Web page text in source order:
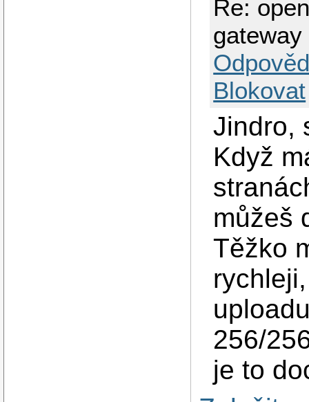
Re:
gateway
Blokovat
Jindro,
Když
můžeš
Těžko
256/
je to